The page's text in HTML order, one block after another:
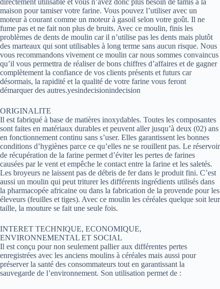
directement utilisable et vous n’avez donc plus besoin de tamis à la
maison pour tamiser votre farine. Vous pouvez l’utiliser avec un
moteur à courant comme un moteur à gasoil selon votre goût. Il ne
fume pas et ne fait non plus de bruits. Avec ce moulin, finis les
problèmes de dents de moulin car il n’utilise pas les dents mais plutôt
des marteaux qui sont utilisables à long terme sans aucun risque. Nous
vous recommandons vivement ce moulin car nous sommes convaincus
qu’il vous permettra de réaliser de bons chiffres d’affaires et de gagner
complètement la confiance de vos clients présents et futurs car
désormais, la rapidité et la qualité de votre farine vous feront
démarquer des autres.yesindecisionindecision
ORIGINALITE
Il est fabriqué à base de matières inoxydables. Toutes les composantes
sont faites en matériaux durables et peuvent aller jusqu’à deux (02) ans
en fonctionnement continu sans s’user. Elles garantissent les bonnes
conditions d’hygiènes parce ce qu’elles ne se rouillent pas. Le réservoir
de récupération de la farine permet d’éviter les pertes de farines
causées par le vent et empêche le contact entre la farine et les saletés.
Les broyeurs ne laissent pas de débris de fer dans le produit fini. C’est
aussi un moulin qui peut triturer les différents ingrédients utilisés dans
la pharmacopée africaine ou dans la fabrication de la provende pour les
éleveurs (feuilles et tiges). Avec ce moulin les céréales quelque soit leur
taille, la mouture se fait une seule fois.
INTERET TECHNIQUE, ECONOMIQUE,
ENVIRONNEMENTAL ET SOCIAL
Il est conçu pour non seulement pallier aux différentes pertes
enregistrées avec les anciens moulins à céréales mais aussi pour
préserver la santé des consommateurs tout en garantissant la
sauvegarde de l’environnement. Son utilisation permet de :